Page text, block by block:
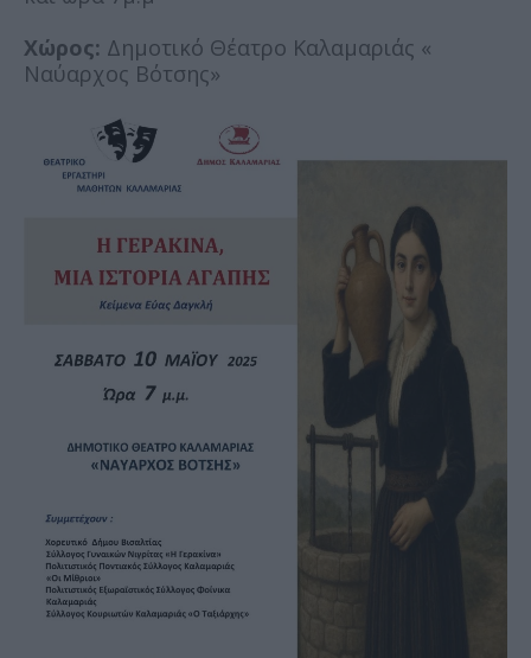
Χώρος: Δημοτικό Θέατρο Καλαμαριάς «
Ναύαρχος Βότσης»